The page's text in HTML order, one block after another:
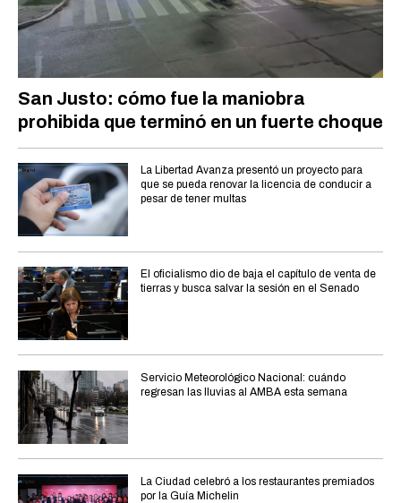
San Justo: cómo fue la maniobra
prohibida que terminó en un fuerte choque
La Libertad Avanza presentó un proyecto para
que se pueda renovar la licencia de conducir a
pesar de tener multas
El oficialismo dio de baja el capítulo de venta de
tierras y busca salvar la sesión en el Senado
Servicio Meteorológico Nacional: cuándo
regresan las lluvias al AMBA esta semana
La Ciudad celebró a los restaurantes premiados
por la Guía Michelin